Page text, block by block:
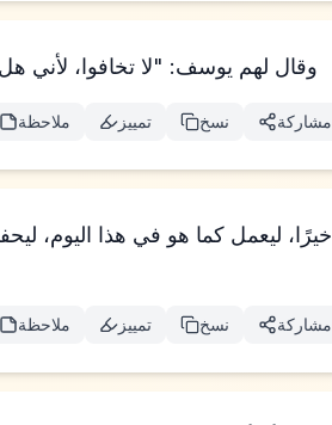
وقال لهم يوسف: "لا تخافوا، لأني
ملاحظة تمييز نسخ مشاركة
ملاحظة تمييز نسخ مشاركة